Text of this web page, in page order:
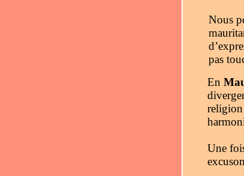
Nous
pas
En
religion
Une